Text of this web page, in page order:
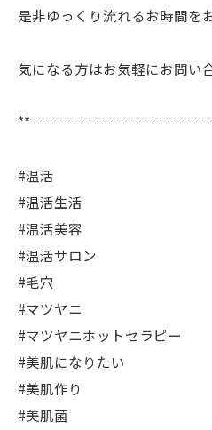
是非ゆっくり流れるお時間を
気になる方はお気軽にお問い
#温活
#温活生活
#温活美容
#温活サロン
#毛穴
#マツヤニ
#マツヤニホットセラピー
#美肌になりたい
#美肌作り
#美肌菌